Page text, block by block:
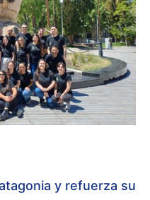
y refuerza su